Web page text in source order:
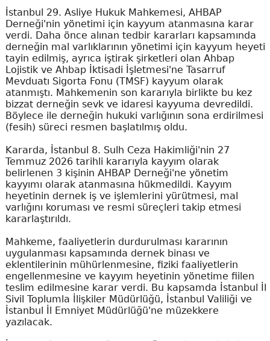
İstanbul 29. Asliye Hukuk Mahkemesi, AHBAP
Derneği'nin yönetimi için kayyum atanmasına karar
verdi. Daha önce alınan tedbir kararları kapsamında
derneğin mal varlıklarının yönetimi için kayyum heyeti
tayin edilmiş, ayrıca iştirak şirketleri olan Ahbap
Lojistik ve Ahbap İktisadi İşletmesi'ne Tasarruf
Mevduatı Sigorta Fonu (TMSF) kayyum olarak
atanmıştı. Mahkemenin son kararıyla birlikte bu kez
bizzat derneğin sevk ve idaresi kayyuma devredildi.
Böylece ile derneğin hukuki varlığının sona erdirilmesi
(fesih) süreci resmen başlatılmış oldu.
Kararda, İstanbul 8. Sulh Ceza Hakimliği'nin 27
Temmuz 2026 tarihli kararıyla kayyım olarak
belirlenen 3 kişinin AHBAP Derneği'ne yönetim
kayyımı olarak atanmasına hükmedildi. Kayyım
heyetinin dernek iş ve işlemlerini yürütmesi, mal
varlığını koruması ve resmi süreçleri takip etmesi
kararlaştırıldı.
Mahkeme, faaliyetlerin durdurulması kararının
uygulanması kapsamında dernek binası ve
eklentilerinin mühürlenmesine, fiziki faaliyetlerin
engellenmesine ve kayyım heyetinin yönetime fiilen
teslim edilmesine karar verdi. Bu kapsamda İstanbul İl
Sivil Toplumla İlişkiler Müdürlüğü, İstanbul Valiliği ve
İstanbul İl Emniyet Müdürlüğü'ne müzekkere
yazılacak.